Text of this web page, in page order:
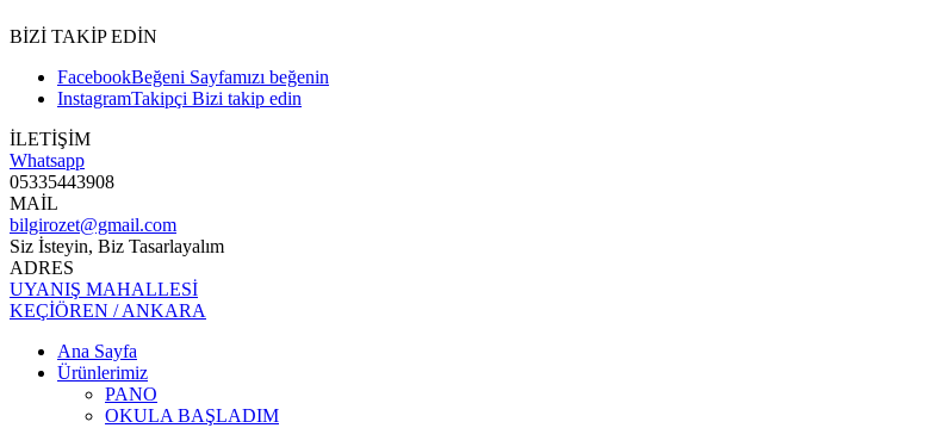
BİZİ TAKİP EDİN
FacebookBeğeni Sayfamızı beğenin
InstagramTakipçi Bizi takip edin
İLETİŞİM
Whatsapp
05335443908
MAİL
bilgirozet@gmail.com
Siz İsteyin, Biz Tasarlayalım
ADRES
UYANIŞ MAHALLESİ
KEÇİÖREN / ANKARA
Ana Sayfa
Ürünlerimiz
PANO
OKULA BAŞLADIM